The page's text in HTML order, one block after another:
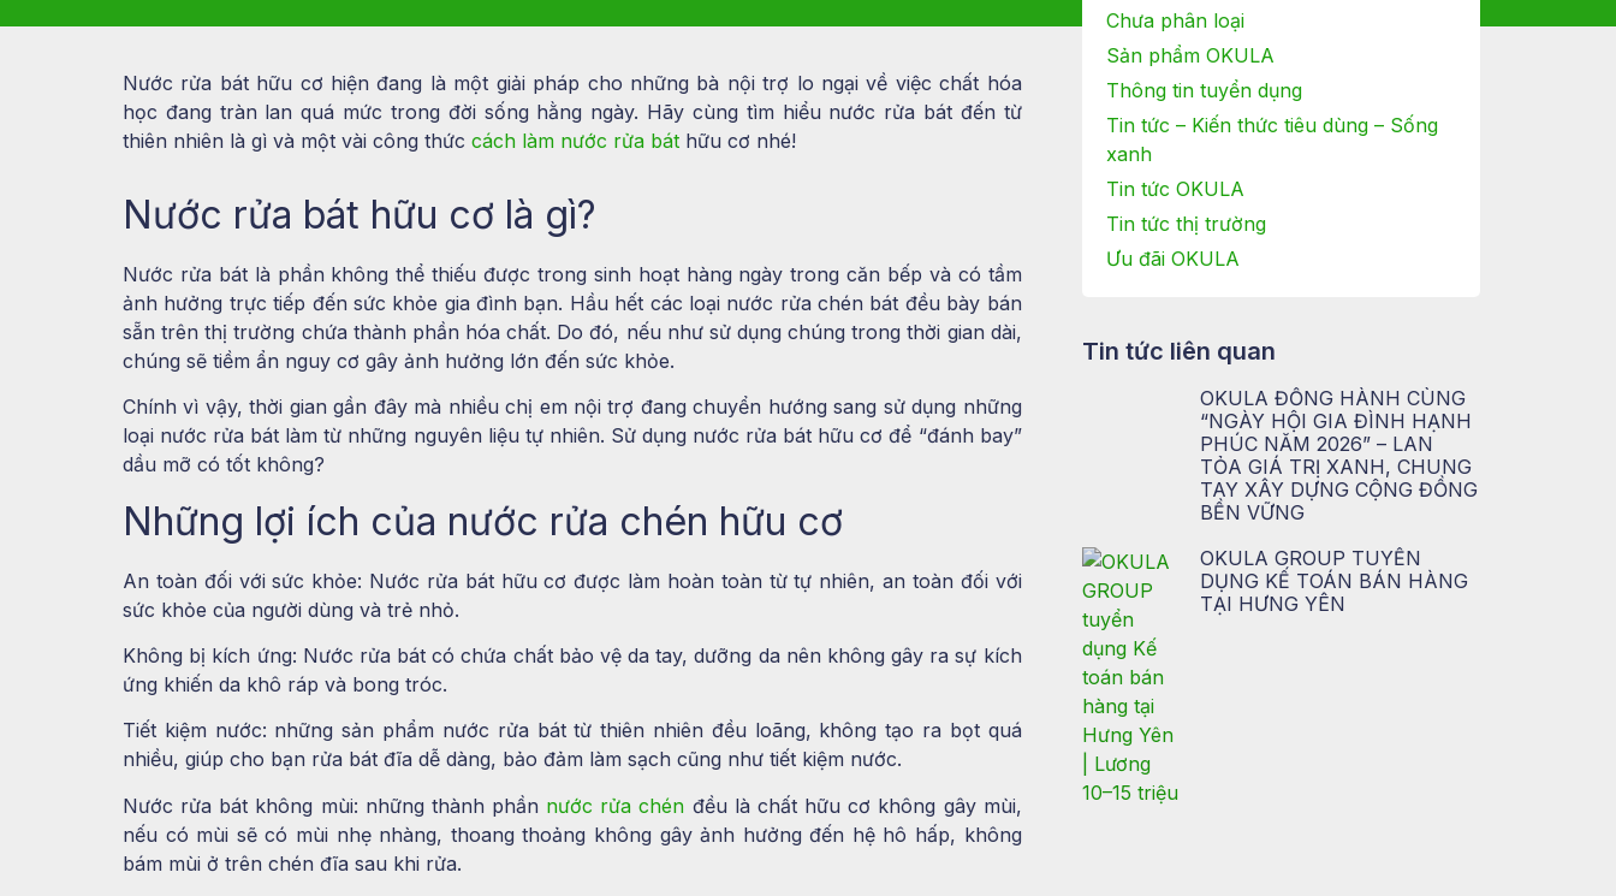
Nước rửa bát hữu cơ hiện đang là một giải pháp cho những bà nội trợ lo ngại về việc chất hóa
học đang tràn lan quá mức trong đời sống hằng ngày. Hãy cùng tìm hiểu nước rửa bát đến từ
thiên nhiên là gì và một vài công thức cách làm nước rửa bát hữu cơ nhé!
Nước rửa bát hữu cơ là gì?
Nước rửa bát là phần không thể thiếu được trong sinh hoạt hàng ngày trong căn bếp và có tầm
ảnh hưởng trực tiếp đến sức khỏe gia đình bạn. Hầu hết các loại nước rửa chén bát đều bày bán
sẵn trên thị trường chứa thành phần hóa chất. Do đó, nếu như sử dụng chúng trong thời gian dài,
chúng sẽ tiềm ẩn nguy cơ gây ảnh hưởng lớn đến sức khỏe.
Chính vì vậy, thời gian gần đây mà nhiều chị em nội trợ đang chuyển hướng sang sử dụng những
loại nước rửa bát làm từ những nguyên liệu tự nhiên. Sử dụng nước rửa bát hữu cơ để “đánh bay”
dầu mỡ có tốt không?
Những lợi ích của nước rửa chén hữu cơ
An toàn đối với sức khỏe: Nước rửa bát hữu cơ được làm hoàn toàn từ tự nhiên, an toàn đối với
sức khỏe của người dùng và trẻ nhỏ.
Không bị kích ứng: Nước rửa bát có chứa chất bảo vệ da tay, dưỡng da nên không gây ra sự kích
ứng khiến da khô ráp và bong tróc.
Tiết kiệm nước: những sản phẩm nước rửa bát từ thiên nhiên đều loãng, không tạo ra bọt quá
nhiều, giúp cho bạn rửa bát đĩa dễ dàng, bảo đảm làm sạch cũng như tiết kiệm nước.
Nước rửa bát không mùi: những thành phần nước rửa chén đều là chất hữu cơ không gây mùi,
nếu có mùi sẽ có mùi nhẹ nhàng, thoang thoảng không gây ảnh hưởng đến hệ hô hấp, không
bám mùi ở trên chén đĩa sau khi rửa.
Chưa phân loại
Sản phẩm OKULA
Thông tin tuyển dụng
Tin tức – Kiến thức tiêu dùng – Sống
xanh
Tin tức OKULA
Tin tức thị trường
Ưu đãi OKULA
Tin tức liên quan
OKULA ĐỒNG HÀNH CÙNG
“NGÀY HỘI GIA ĐÌNH HẠNH
PHÚC NĂM 2026” – LAN
TỎA GIÁ TRỊ XANH, CHUNG
TAY XÂY DỰNG CỘNG ĐỒNG
BỀN VỮNG
OKULA GROUP TUYỂN
DỤNG KẾ TOÁN BÁN HÀNG
TẠI HƯNG YÊN